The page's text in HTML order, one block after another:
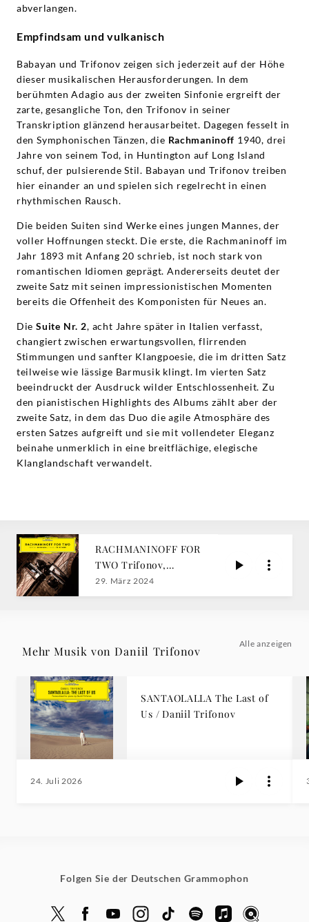
abverlangen.
Empfindsam und vulkanisch
Babayan und Trifonov zeigen sich jederzeit auf der Höhe
dieser musikalischen Herausforderungen. In dem
berühmten Adagio aus der zweiten Sinfonie ergreift der
zarte, gesangliche Ton, den Trifonov in seiner
Transkription glänzend herausarbeitet. Dagegen fesselt in
den Symphonischen Tänzen, die Rachmaninoff 1940, drei
Jahre von seinem Tod, in Huntington auf Long Island
schuf, der pulsierende Stil. Babayan und Trifonov treiben
hier einander an und spielen sich regelrecht in einen
rhythmischen Rausch.
Die beiden Suiten sind Werke eines jungen Mannes, der
voller Hoffnungen steckt. Die erste, die Rachmaninoff im
Jahr 1893 mit Anfang 20 schrieb, ist noch stark von
romantischen Idiomen geprägt. Andererseits deutet der
zweite Satz mit seinen impressionistischen Momenten
bereits die Offenheit des Komponisten für Neues an.
DieSuite Nr. 2, acht Jahre später in Italien verfasst,
changiert zwischen erwartungsvollen, flirrenden
Stimmungen und sanfter Klangpoesie, die im dritten Satz
teilweise wie lässige Barmusik klingt. Im vierten Satz
beeindruckt der Ausdruck wilder Entschlossenheit. Zu
den pianistischen Highlights des Albums zählt aber der
zweite Satz, in dem das Duo die agile Atmosphäre des
ersten Satzes aufgreift und sie mit vollendeter Eleganz
beinahe unmerklich in eine breitflächige, elegische
Klanglandschaft verwandelt.
RACHMANINOFF FOR
TWO Trifonov,
Babayan
29. März 2024
Mehr Musik von Daniil Trifonov
Alle anzeigen
SANTAOLALLA The Last of
Us / Daniil Trifonov
24. Juli 2026
Folgen Sie der Deutschen Grammophon